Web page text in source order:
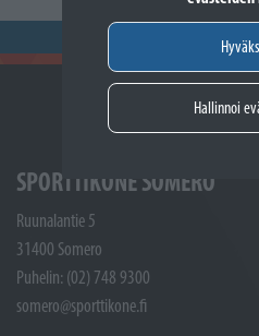
Hallinnoi
SPORTTIKONE SOMERO
Ruunalantie 5
31400 Somero
Puhelin: (02) 748 9300
somero@sporttikone.fi